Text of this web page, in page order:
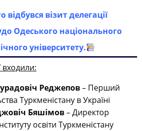
відбувся візит делегації
до Одеського національного
університету.
входили:
Реджепов– Перший
Туркменістану в Україні
Бяшімов– Директор
освіти Туркменістану